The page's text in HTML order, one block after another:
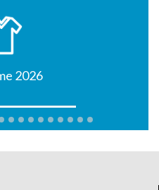
2026